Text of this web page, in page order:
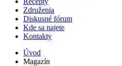
Združenia
Diskusné fórum
Kde sa najete
Kontakty
Úvod
Magazín